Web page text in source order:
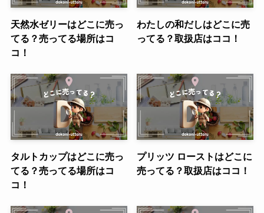
天然水ゼリーはどこに売っ
てる？売ってる場所はコ
コ！
わたしの和だしはどこに売
ってる？取扱店はココ！
タルトカップはどこに売っ
てる？売ってる場所はコ
コ！
プリッツ ローストはどこに
売ってる？取扱店はココ！